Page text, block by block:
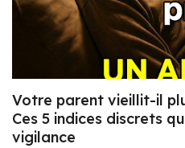
Votre parent vieillit-il
Ces 5 indices discrets
vigilance